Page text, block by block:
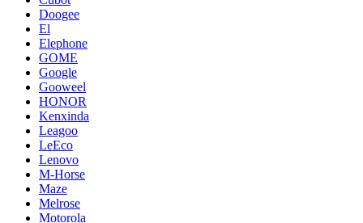
Doogee
El
Elephone
GOME
Google
Gooweel
HONOR
Kenxinda
Leagoo
LeEco
Lenovo
M-Horse
Maze
Melrose
Motorola